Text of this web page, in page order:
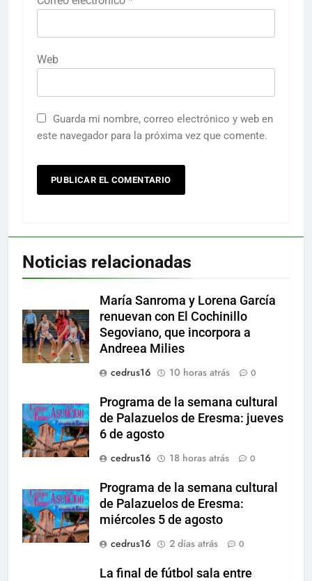
Web
Guarda mi nombre, correo electrónico y web en
este navegador para la próxima vez que comente.
Noticias relacionadas
María Sanroma y Lorena García
renuevan con El Cochinillo
Segoviano, que incorpora a
Andreea Milies
cedrus16
10 horas atrás 0
Programa de la semana cultural
de Palazuelos de Eresma: jueves
6 de agosto
cedrus16
18 horas atrás 0
Programa de la semana cultural
de Palazuelos de Eresma:
miércoles 5 de agosto
cedrus16
2 días atrás 0
La final de fútbol sala entre